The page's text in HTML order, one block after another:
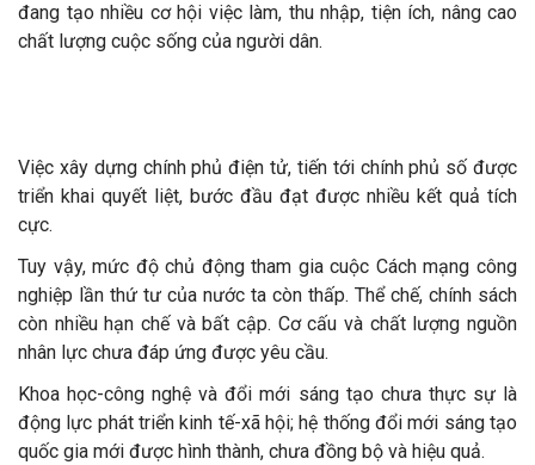
đang tạo nhiều cơ hội việc làm, thu nhập, tiện ích, nâng cao
chất lượng cuộc sống của người dân.
Việc xây dựng chính phủ điện tử, tiến tới chính phủ số được
triển khai quyết liệt, bước đầu đạt được nhiều kết quả tích
cực.
Tuy vậy, mức độ chủ động tham gia cuộc Cách mạng công
nghiệp lần thứ tư của nước ta còn thấp. Thể chế, chính sách
còn nhiều hạn chế và bất cập. Cơ cấu và chất lượng nguồn
nhân lực chưa đáp ứng được yêu cầu.
Khoa học-công nghệ và đổi mới sáng tạo chưa thực sự là
động lực phát triển kinh tế-xã hội; hệ thống đổi mới sáng tạo
quốc gia mới được hình thành, chưa đồng bộ và hiệu quả.